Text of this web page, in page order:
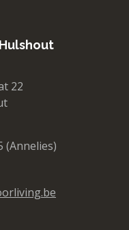
22
(Annelies)